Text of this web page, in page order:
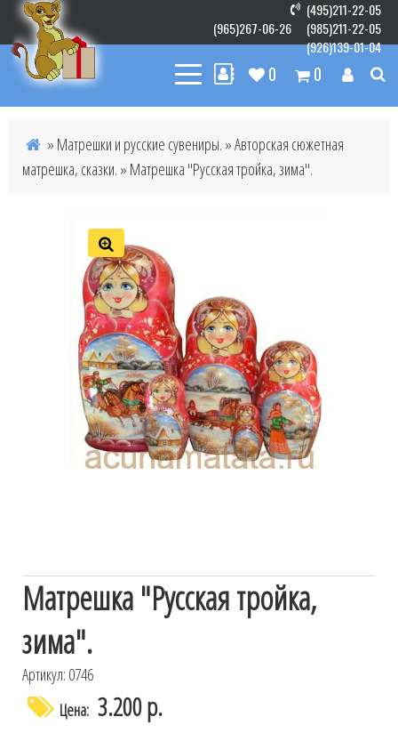
(495)211-22-05
(965)267-06-26
(985)211-22-05
(926)139-01-04
0 0
» Матрешки и русские сувениры. »Авторская сюжетная
матрешка, сказки. » Матрешка "Русская тройка, зима".
Матрешка "Русская тройка,
зима".
Артикул: 0746
Цена: 3.200 р.